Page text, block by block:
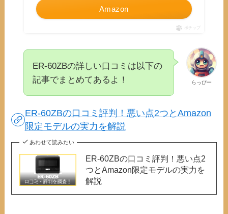
Amazon
ポチップ
らっぴー
ER-60ZBの詳しい口コミは以下の
記事でまとめてあるよ！
ER-60ZBの口コミ評判！悪い点2つとAmazon
限定モデルの実力を解説
あわせて読みたい
ER-60ZBの口コミ評判！悪い点2
つとAmazon限定モデルの実力を
解説